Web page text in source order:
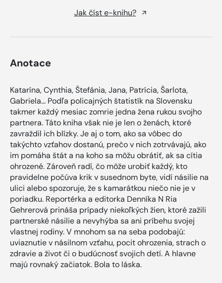
Jak číst e-knihu?
Anotace
Katarína, Cynthia, Štefánia, Jana, Patrícia, Šarlota,
Gabriela... Podľa policajných štatistík na Slovensku
takmer každý mesiac zomrie jedna žena rukou svojho
partnera. Táto kniha však nie je len o ženách, ktoré
zavraždil ich blízky. Je aj o tom, ako sa vôbec do
takýchto vzťahov dostanú, prečo v nich zotrvávajú, ako
im pomáha štát a na koho sa môžu obrátiť, ak sa cítia
ohrozené. Zároveň radí, čo môže urobiť každý, kto
pravidelne počúva krik v susednom byte, vidí násilie na
ulici alebo spozoruje, že s kamarátkou niečo nie je v
poriadku. Reportérka a editorka Denníka N Ria
Gehrerová prináša prípady niekoľkých žien, ktoré zažili
partnerské násilie a nevyhýba sa ani príbehu svojej
vlastnej rodiny. V mnohom sa na seba podobajú:
uviaznutie v násilnom vzťahu, pocit ohrozenia, strach o
zdravie a život či o budúcnosť svojich detí. A hlavne
majú rovnaký začiatok. Bola to láska.